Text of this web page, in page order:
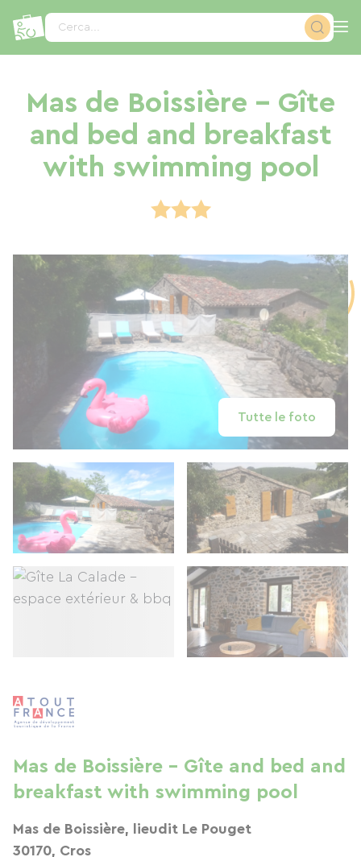
Cerca...
Mas de Boissière - Gîte
and bed and breakfast
with swimming pool
Tutte le foto
Mas de Boissière - Gîte and bed and
breakfast with swimming pool
Mas de Boissière, lieudit Le Pouget
30170, Cros
Pannello di gestione dei cookies